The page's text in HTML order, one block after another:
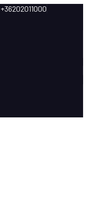
+36202011000